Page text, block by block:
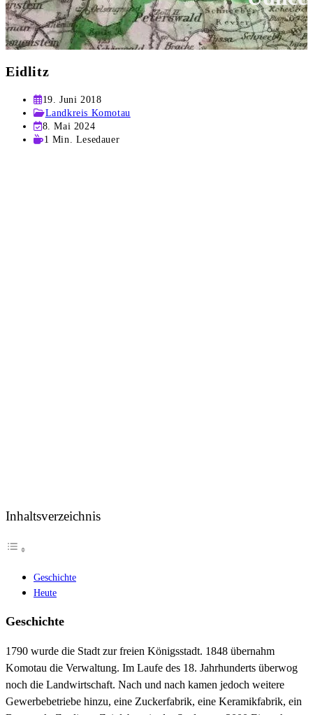
Eidlitz
Beitrag
veröffentlicht:
19. Juni 2018
Beitrags-
Kategorie:
Landkreis Komotau
Beitrag
zuletzt
8. Mai 2024
Lesedauer:
1 Min. Lesedauer
Inhaltsverzeichnis
Geschichte
Heute
Geschichte
1790 wurde die Stadt zur freien Königsstadt. 1848 übernahm
Komotau die Verwaltung. Im Laufe des 18. Jahrhunderts überwog
noch die Landwirtschaft. Nach und nach kamen jedoch weitere
Gewerbebetriebe hinzu, eine Zuckerfabrik, eine Keramikfabrik, ein